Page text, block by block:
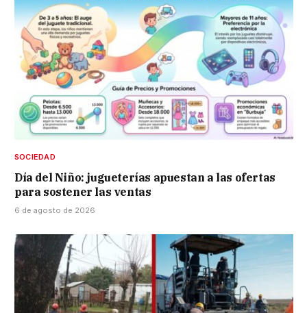
SOCIEDAD
Día del Niño: jugueterías apuestan a las ofertas
para sostener las ventas
6 de agosto de 2026